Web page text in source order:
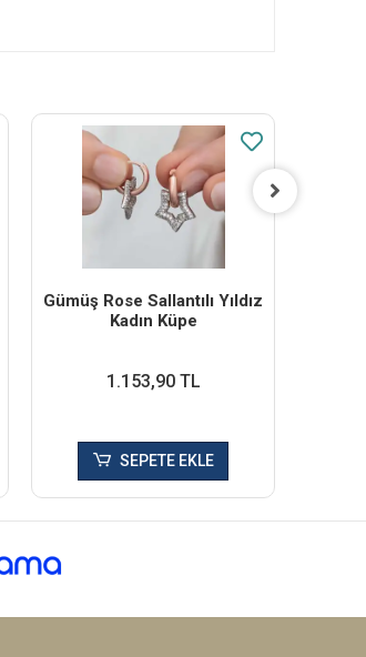
Gümüş Rose Sallantılı Yıldız
Kadın Küpe
1.153,90 TL
SEPETE EKLE